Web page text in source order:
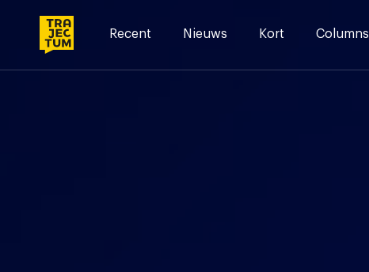
Recent Nieuws Kort Columns